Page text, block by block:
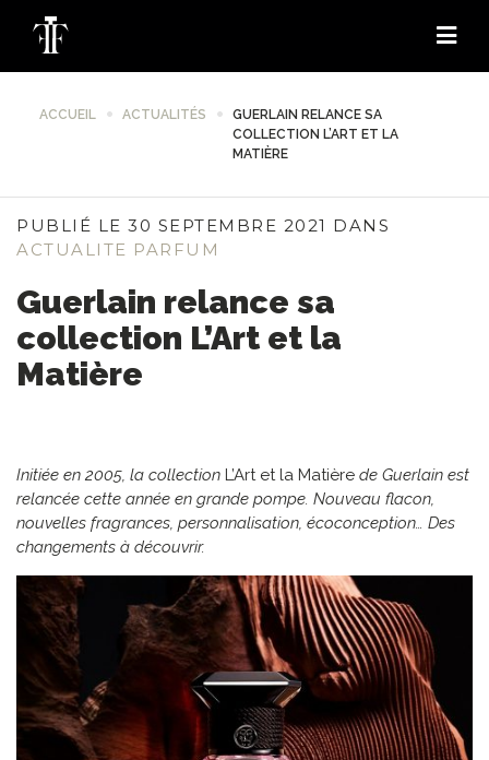
ACCUEIL ACTUALITÉS
GUERLAIN RELANCE SA
COLLECTION L’ART ET LA
MATIÈRE
PUBLIÉ LE 30 SEPTEMBRE 2021 DANS
ACTUALITE PARFUM
Guerlain relance sa
collection L’Art et la
Matière
Initiée en 2005, la collection L’Art et la Matière de Guerlain est
relancée cette année en grande pompe. Nouveau flacon,
nouvelles fragrances, personnalisation, écoconception… Des
changements à découvrir.